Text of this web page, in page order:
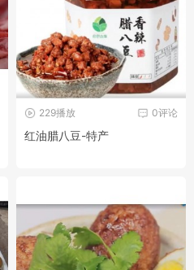
0评论
229播放
红油腊八豆-特产